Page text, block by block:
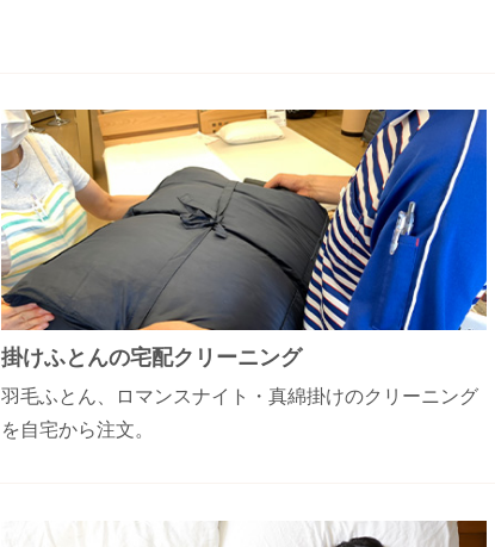
掛けふとんの宅配クリーニング
羽毛ふとん、ロマンスナイト・真綿掛けのクリーニング
を自宅から注文。